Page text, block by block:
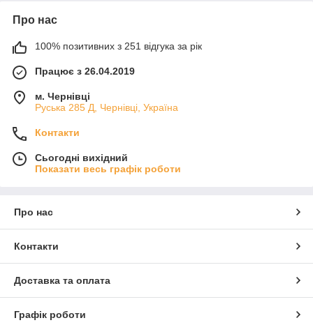
Про нас
100% позитивних з 251 відгука за рік
Працює з 26.04.2019
м. Чернівці
Руська 285 Д, Чернівці, Україна
Контакти
Сьогодні вихідний
Показати весь графік роботи
Про нас
Контакти
Доставка та оплата
Графік роботи